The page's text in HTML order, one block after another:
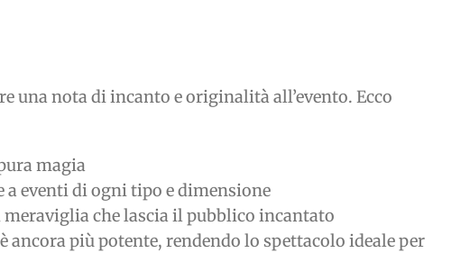
una nota di incanto e originalità all’evento. Ecco
magia
eventi di ogni tipo e dimensione
che lascia il pubblico incantato
ancora più potente, rendendo lo spettacolo ideale per